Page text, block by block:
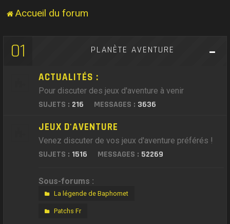
Accueil du forum
01 PLANÈTE AVENTURE
ACTUALITÉS :
Pour discuter des jeux d'aventure à venir
SUJETS : 216 MESSAGES : 3636
JEUX D'AVENTURE
Venez discuter de vos jeux d'aventure préférés !
SUJETS : 1516 MESSAGES : 52269
Sous-forums :
La légende de Baphomet
Patchs Fr